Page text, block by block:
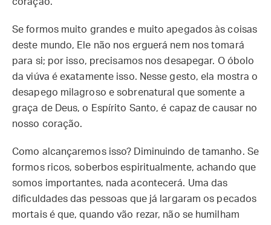
Se formos muito grandes e muito apegados às coisas
deste mundo, Ele não nos erguerá nem nos tomará
para si; por isso, precisamos nos desapegar. O óbolo
da viúva é exatamente isso. Nesse gesto, ela mostra o
desapego milagroso e sobrenatural que somente a
graça de Deus, o Espírito Santo, é capaz de causar no
nosso coração.
Como alcançaremos isso? Diminuindo de tamanho. Se
formos ricos, soberbos espiritualmente, achando que
somos importantes, nada acontecerá. Uma das
dificuldades das pessoas que já largaram os pecados
mortais é que, quando vão rezar, não se humilham